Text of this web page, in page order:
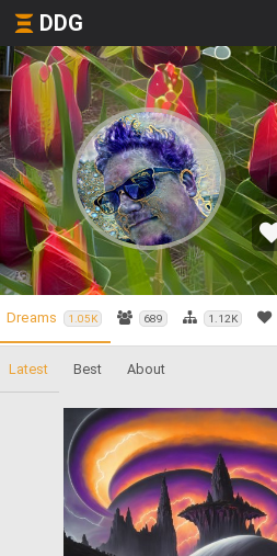
DDG
Dreams 1.05K 689 1.12K
Latest Best About